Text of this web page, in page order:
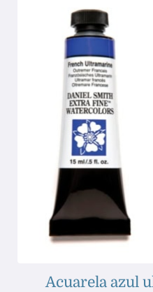
Acuarela azul